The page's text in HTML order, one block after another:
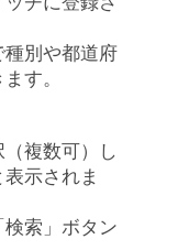
種別や都道府
す。
複数可）し
示されま
索」ボタン